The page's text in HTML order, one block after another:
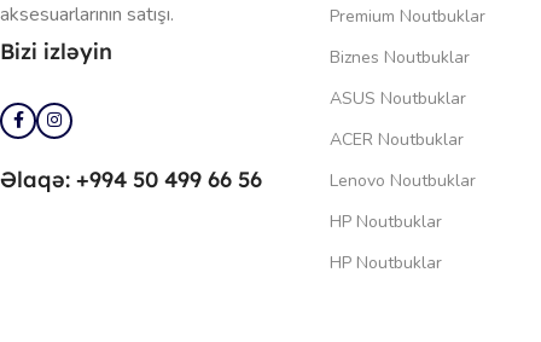
aksesuarlarının satışı.
Bizi izləyin
Əlaqə: +994 50 499 66 56
Premium Noutbuklar
Biznes Noutbuklar
ASUS Noutbuklar
ACER Noutbuklar
Lenovo Noutbuklar
HP Noutbuklar
HP Noutbuklar